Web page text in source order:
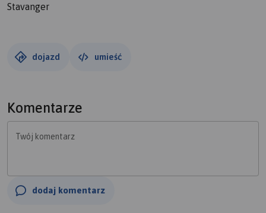
Stavanger
dojazd umieść
Komentarze
Twój komentarz
dodaj komentarz